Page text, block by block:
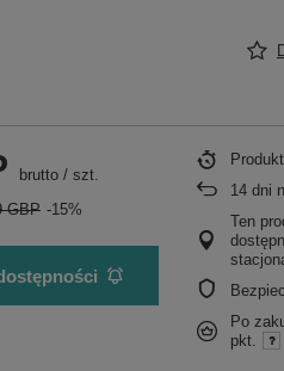
brutto / szt.
GBP -15%
14 dni
Ten
Po
pkt.